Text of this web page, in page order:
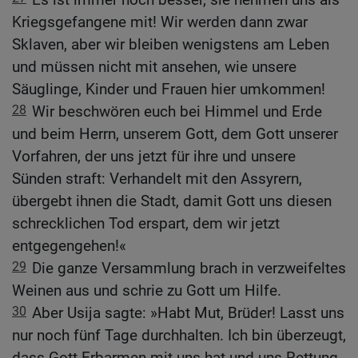
Kriegsgefangene mit! Wir werden dann zwar
Sklaven, aber wir bleiben wenigstens am Leben
und müssen nicht mit ansehen, wie unsere
Säuglinge, Kinder und Frauen hier umkommen!
28 Wir beschwören euch bei Himmel und Erde
und beim Herrn, unserem Gott, dem Gott unserer
Vorfahren, der uns jetzt für ihre und unsere
Sünden straft: Verhandelt mit den Assyrern,
übergebt ihnen die Stadt, damit Gott uns diesen
schrecklichen Tod erspart, dem wir jetzt
entgegengehen!«
29 Die ganze Versammlung brach in verzweifeltes
Weinen aus und schrie zu Gott um Hilfe.
30 Aber Usija sagte: »Habt Mut, Brüder! Lasst uns
nur noch fünf Tage durchhalten. Ich bin überzeugt,